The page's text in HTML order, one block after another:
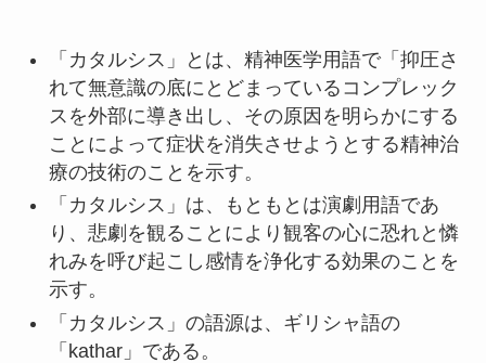
「カタルシス」とは、精神医学用語で「抑圧さ
れて無意識の底にとどまっているコンプレック
スを外部に導き出し、その原因を明らかにする
ことによって症状を消失させようとする精神治
療の技術のことを示す。
「カタルシス」は、もともとは演劇用語であ
り、悲劇を観ることにより観客の心に恐れと憐
れみを呼び起こし感情を浄化する効果のことを
示す。
「カタルシス」の語源は、ギリシャ語の
「kathar」である。